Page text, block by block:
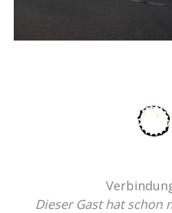
Dieser Gast hat schon